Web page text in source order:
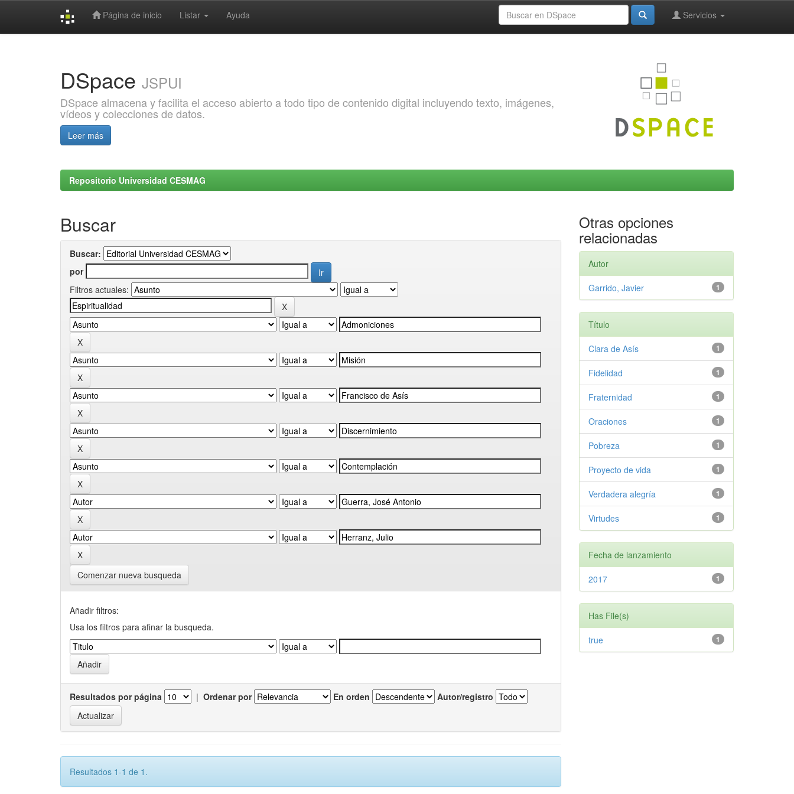
Página de inicio Listar Ayuda Servicios
DSpace JSPUI
DSpace almacena y facilita el acceso abierto a todo tipo de contenido digital incluyendo texto, imágenes,
vídeos y colecciones de datos.
Leer más
Repositorio Universidad CESMAG
Buscar
Buscar:
por
Filtros actuales:
Comenzar nueva busqueda
Añadir filtros:
Usa los filtros para afinar la busqueda.
Resultados por página | Ordenar por En orden Autor/registro
Resultados 1-1 de 1.
Otras opciones
relacionadas
Autor
1
Garrido, Javier
Título
1
Clara de Asís
1
Fidelidad
1
Fraternidad
1
Oraciones
1
Pobreza
1
Proyecto de vida
1
Verdadera alegría
1
Virtudes
Fecha de lanzamiento
1
2017
Has File(s)
1
true